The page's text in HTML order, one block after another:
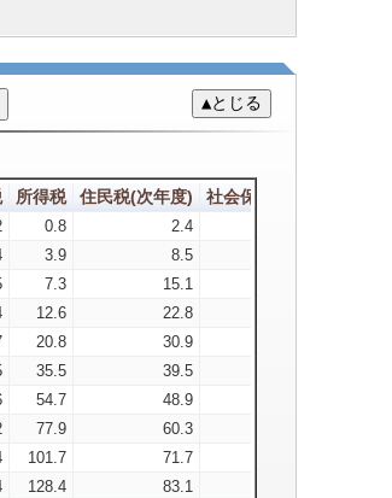
所得税 住民税(次年度) 社会保険料
0.8 2.4
3.9 8.5
7.3 15.1
12.6 22.8
20.8 30.9
35.5 39.5
54.7 48.9
77.9 60.3
101.7 71.7
128.4 83.1